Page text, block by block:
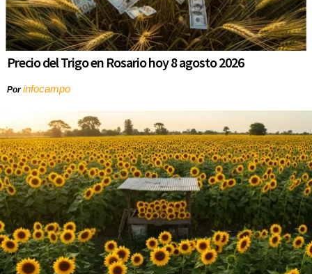
Precio del Trigo en Rosario hoy 8 agosto 2026
Porinfocampo